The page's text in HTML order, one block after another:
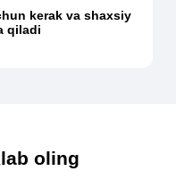
kerak va shaxsiy
qiladi
oling